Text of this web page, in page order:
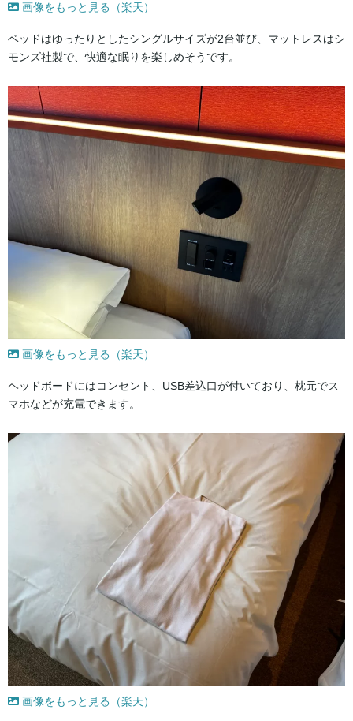
画像をもっと見る（楽天）
ベッドはゆったりとしたシングルサイズが2台並び、マットレスはシ
モンズ社製で、快適な眠りを楽しめそうです。
画像をもっと見る（楽天）
ヘッドボードにはコンセント、USB差込口が付いており、枕元でス
マホなどが充電できます。
画像をもっと見る（楽天）